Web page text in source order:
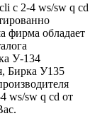
c 2-4 ws/sw q cd
фирма обладает
У-134
Бирка У135
ws/sw q cd от